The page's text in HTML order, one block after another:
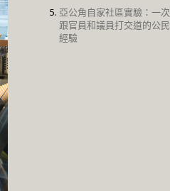
亞公角自家社區實驗：一次
跟官員和議員打交道的公民
經驗